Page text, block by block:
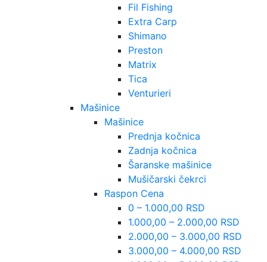
Fil Fishing
Extra Carp
Shimano
Preston
Matrix
Tica
Venturieri
Mašinice
Mašinice
Prednja kočnica
Zadnja kočnica
Šaranske mašinice
Mušičarski čekrci
Raspon Cena
0 – 1.000,00 RSD
1.000,00 – 2.000,00 RSD
2.000,00 – 3.000,00 RSD
3.000,00 – 4.000,00 RSD